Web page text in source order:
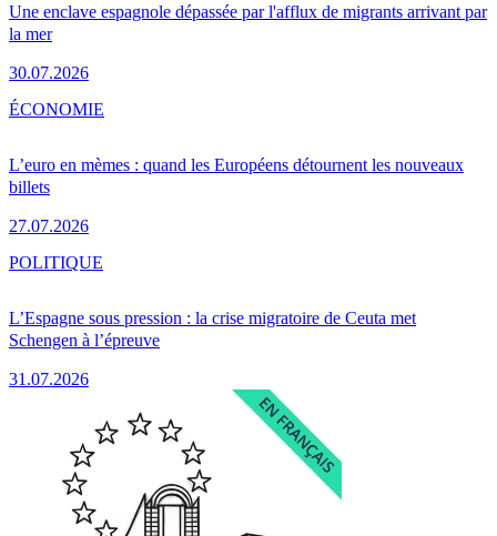
Une enclave espagnole dépassée par l'afflux de migrants arrivant par
la mer
30.07.2026
L’euro en mèmes : quand les Européens détournent les nouveaux
billets
27.07.2026
ÉCONOMIE
L’Espagne sous pression : la crise migratoire de Ceuta met
Schengen à l’épreuve
31.07.2026
POLITIQUE